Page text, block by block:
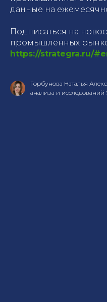
данные на
Подписаться на
промышленных
https://strategra.ru/
Горбунова Наталья
анализа и исследований